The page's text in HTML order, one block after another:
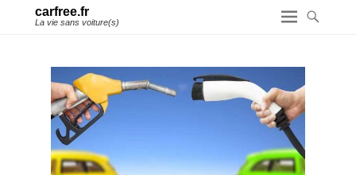
carfree.fr
La vie sans voiture(s)